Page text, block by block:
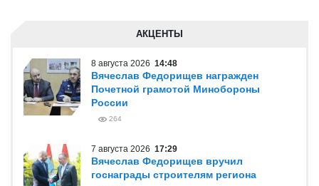
АКЦЕНТЫ
8 августа 2026 14:48
Вячеслав Федорищев награжден
Почетной грамотой Минобороны
России
264
7 августа 2026 17:29
Вячеслав Федорищев вручил
госнаграды строителям региона